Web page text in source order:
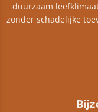
duurzaam
zonder schadelijke